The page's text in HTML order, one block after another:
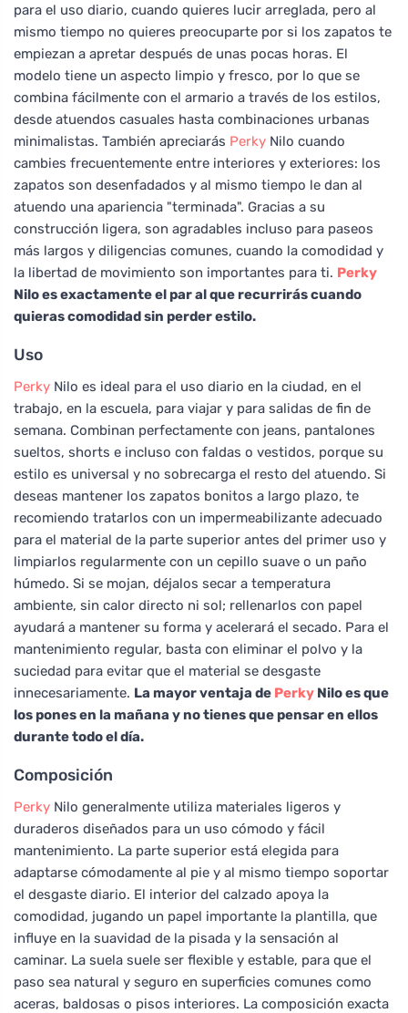
para el uso diario, cuando quieres lucir arreglada, pero al
mismo tiempo no quieres preocuparte por si los zapatos te
empiezan a apretar después de unas pocas horas. El
modelo tiene un aspecto limpio y fresco, por lo que se
combina fácilmente con el armario a través de los estilos,
desde atuendos casuales hasta combinaciones urbanas
minimalistas. También apreciarás Perky Nilo cuando
cambies frecuentemente entre interiores y exteriores: los
zapatos son desenfadados y al mismo tiempo le dan al
atuendo una apariencia "terminada". Gracias a su
construcción ligera, son agradables incluso para paseos
más largos y diligencias comunes, cuando la comodidad y
la libertad de movimiento son importantes para ti. Perky
Nilo es exactamente el par al que recurrirás cuando
quieras comodidad sin perder estilo.
Uso
Perky Nilo es ideal para el uso diario en la ciudad, en el
trabajo, en la escuela, para viajar y para salidas de fin de
semana. Combinan perfectamente con jeans, pantalones
sueltos, shorts e incluso con faldas o vestidos, porque su
estilo es universal y no sobrecarga el resto del atuendo. Si
deseas mantener los zapatos bonitos a largo plazo, te
recomiendo tratarlos con un impermeabilizante adecuado
para el material de la parte superior antes del primer uso y
limpiarlos regularmente con un cepillo suave o un paño
húmedo. Si se mojan, déjalos secar a temperatura
ambiente, sin calor directo ni sol; rellenarlos con papel
ayudará a mantener su forma y acelerará el secado. Para el
mantenimiento regular, basta con eliminar el polvo y la
suciedad para evitar que el material se desgaste
innecesariamente. La mayor ventaja de Perky Nilo es que
los pones en la mañana y no tienes que pensar en ellos
durante todo el día.
Composición
Perky Nilo generalmente utiliza materiales ligeros y
duraderos diseñados para un uso cómodo y fácil
mantenimiento. La parte superior está elegida para
adaptarse cómodamente al pie y al mismo tiempo soportar
el desgaste diario. El interior del calzado apoya la
comodidad, jugando un papel importante la plantilla, que
influye en la suavidad de la pisada y la sensación al
caminar. La suela suele ser flexible y estable, para que el
paso sea natural y seguro en superficies comunes como
aceras, baldosas o pisos interiores. La composición exacta